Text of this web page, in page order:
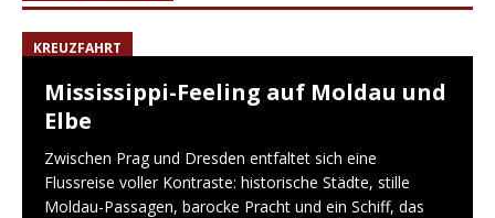
KREUZFAHRT
Mississippi-Feeling auf Moldau und
Elbe
Zwischen Prag und Dresden entfaltet sich eine
Flussreise voller Kontraste: historische Städte, stille
Moldau-Passagen, barocke Pracht und ein Schiff, das